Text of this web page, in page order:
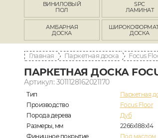
ВИНИЛОВЫЙ
ПОЛ
SPC
ЛАМИНАТ
АМБАРНАЯ
ДОСКА
ДОСКА
Главная Паркетная доска Focus
ПАРКЕТНАЯ ДОСКА
Артикул: 3011128162021170
Тип
Паркетная
Производство
Focus Floor
Порода дерева
Дуб
Размеры, мм
2266x188x14
Финишное покрытие
Под маслом